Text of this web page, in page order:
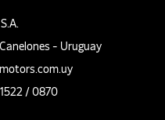
- Uruguay
/ 0870